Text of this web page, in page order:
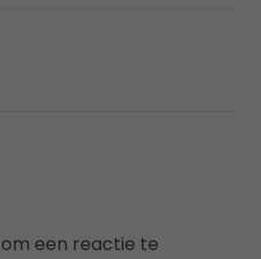
om een reactie te